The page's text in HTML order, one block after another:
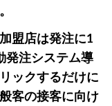
盟店は発注に1
発注システム導
ックするだけに
客の接客に向け